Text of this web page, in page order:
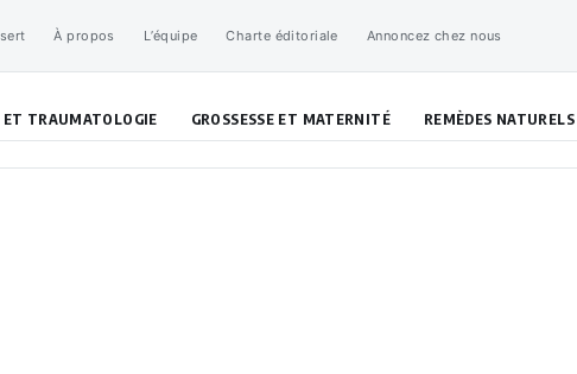
À propos L’équipe Charte éditoriale Annoncez chez nous
ET TRAUMATOLOGIE GROSSESSE ET MATERNITÉ REMÈDES NATURELS